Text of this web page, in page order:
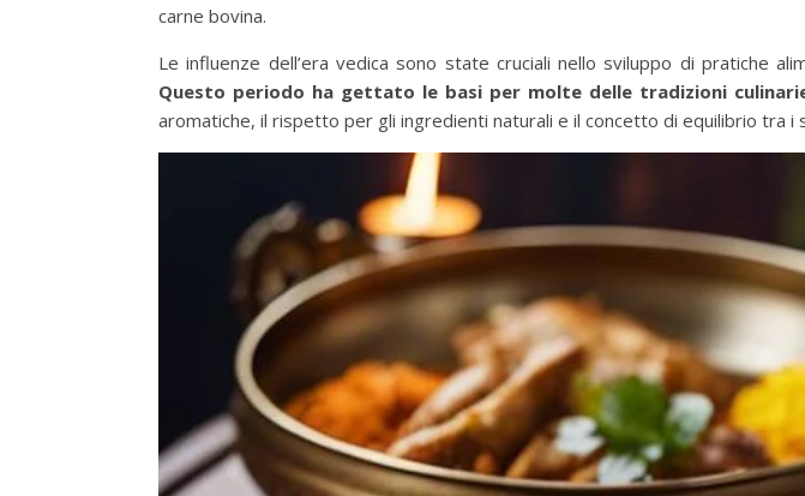
carne bovina.
Le influenze dell’era vedica sono state cruciali nello sviluppo di pratiche
Questo periodo ha gettato le basi per molte delle tradizioni
aromatiche, il rispetto per gli ingredienti naturali e il concetto di equilibrio tra i